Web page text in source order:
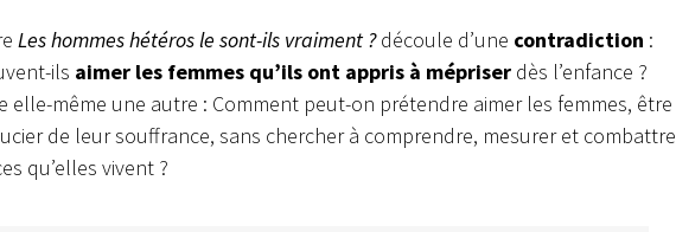
Les hommes hétéros le sont-ils vraiment ?découle d’une contradiction :
ils aimer les femmes qu’ils ont appris à mépriser dès l’enfance ?
elle-même une autre : Comment peut-on prétendre aimer les femmes, être
de leur souffrance, sans chercher à comprendre, mesurer et combattre
qu’elles vivent ?